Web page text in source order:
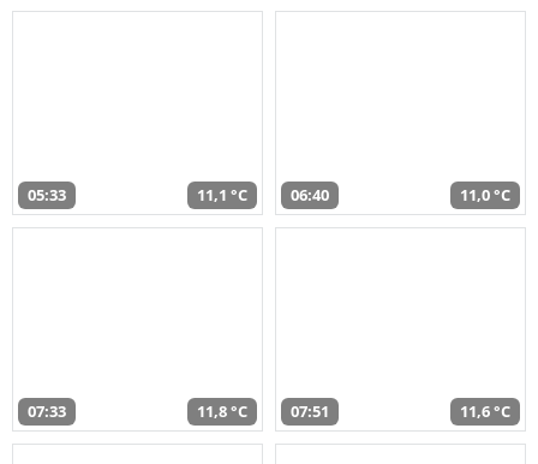
05:33 11,1 °C 06:40 11,0 °C
07:33 11,8 °C 07:51 11,6 °C